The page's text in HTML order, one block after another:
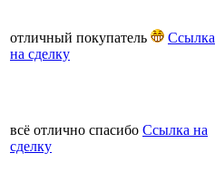
отличный покупатель
Ссылка
на сделку
всё отлично спасибо Ссылка на
сделку